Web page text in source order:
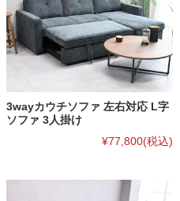
3wayカウチソファ 左右対応 L字
ソファ 3人掛け
¥77,800(税込)